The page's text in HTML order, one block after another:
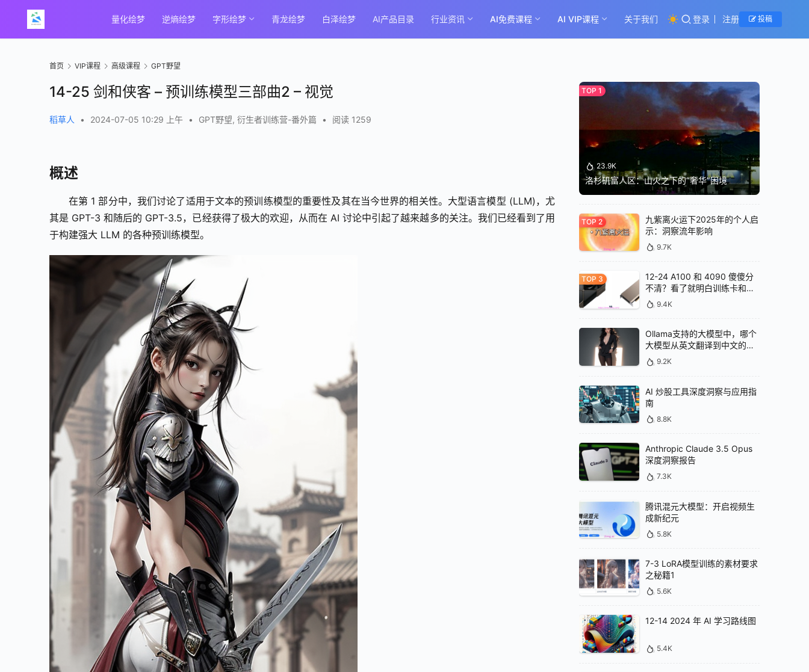
量化绘梦 逆熵绘梦 字形绘梦 青龙绘梦 白泽绘梦 AI产品目录 行业资讯 AI免费课程 AI VIP课程 关于我们 登录 注册 投稿
首页 VIP课程 高级课程 GPT野望
14-25 剑和侠客 – 预训练模型三部曲2 – 视觉
稻草人 • 2024-07-05 10:29 上午 • GPT野望, 衍生者训练营-番外篇 • 阅读 1259
概述
在第 1 部分中，我们讨论了适用于文本的预训练模型的重要性及其在当今世界的相关性。大型语言模型 (LLM)，尤
其是 GPT-3 和随后的 GPT-3.5，已经获得了极大的欢迎，从而在 AI 讨论中引起了越来越多的关注。我们已经看到了用
于构建强大 LLM 的各种预训练模型。
23.9K
洛杉矶富人区：山火之下的“奢华”困境
九紫离火运下2025年的个人启
示：洞察流年影响
9.7K
12-24 A100 和 4090 傻傻分
不清？看了就明白训练卡和推
理卡的区别
9.4K
Ollama支持的大模型中，哪个
大模型从英文翻译到中文的效
果最好
9.2K
AI 炒股工具深度洞察与应用指
南
8.8K
Anthropic Claude 3.5 Opus
深度洞察报告
7.3K
腾讯混元大模型：开启视频生
成新纪元
5.8K
7-3 LoRA模型训练的素材要求
之秘籍1
5.6K
12-14 2024 年 AI 学习路线图
5.4K